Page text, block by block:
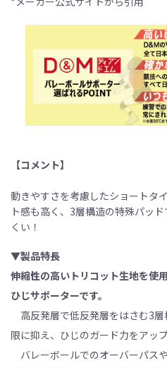
【コメント】
動きやすさを考慮したショートタ
ト感も高く、3層構造の特殊パッ
くい！
▼製品特長
伸縮性の高いトリコット生地を使
ひじサポーターです。
高反発層で低反発層をはさむ3
限に抑え、ひじのガード力をアッ
バレーボールでのオーバーパス